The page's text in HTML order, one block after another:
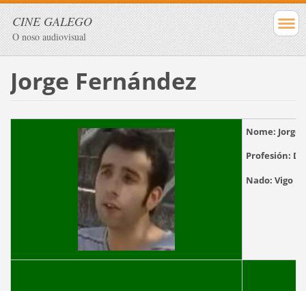
CINE GALEGO
O noso audiovisual
Jorge Fernández
Nome: Jorge
Profesión:
Nado: